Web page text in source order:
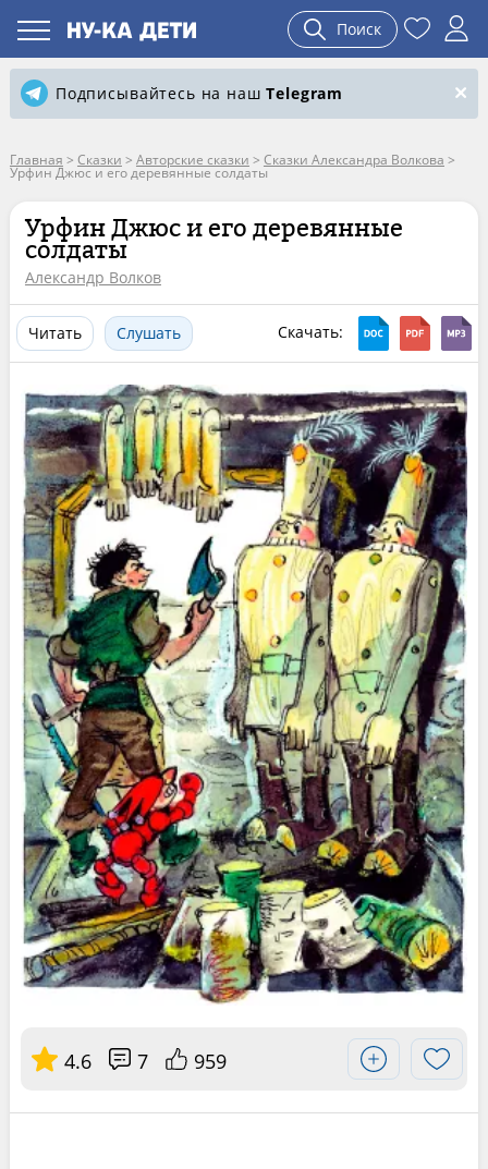
Поиск
Подписывайтесь на нашTelegram
Главная > Сказки > Авторские сказки > Сказки Александра Волкова >
Урфин Джюс и его деревянные солдаты
Урфин Джюс и его деревянные
солдаты
Александр Волков
Читать Слушать Скачать:
4.6 7 959